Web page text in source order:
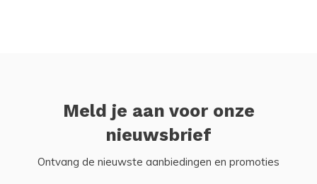
Meld je aan voor onze
nieuwsbrief
Ontvang de nieuwste aanbiedingen en promoties